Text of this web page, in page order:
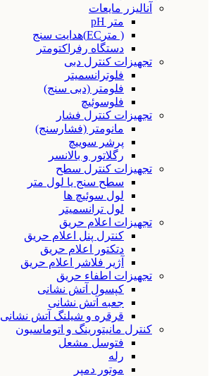
آنالیزر مایعات
متر pH
( مترEC)هدایت سنج
دستگاه رفراکتومتر
تجهیزات کنترل دبی
فلوترانسمیتر
فلومتر (دبی سنج)
فلوسوئیچ
تجهیزات کنترل فشار
مانومتر (فشارسنج)
پرشر سوییچ
رگلاتور و بالانسر
تجهیزات کنترل سطح
سطح سنج یا لول متر
لول سوئیچ ها
لول ترانسمیتر
تجهیزات اعلام حریق
کنترل پنل اعلام حریق
دتکتور اعلام حریق
آژیر فلاشر اعلام حریق
تجهیزات اطفاء حریق
کپسول آتش نشانی
جعبه آتش نشانی
قرقره و شیلنگ آتش نشانی
کنترل مانیتورینگ و اتوماسیون
فتوسل مشعل
رله
موتور دمپر